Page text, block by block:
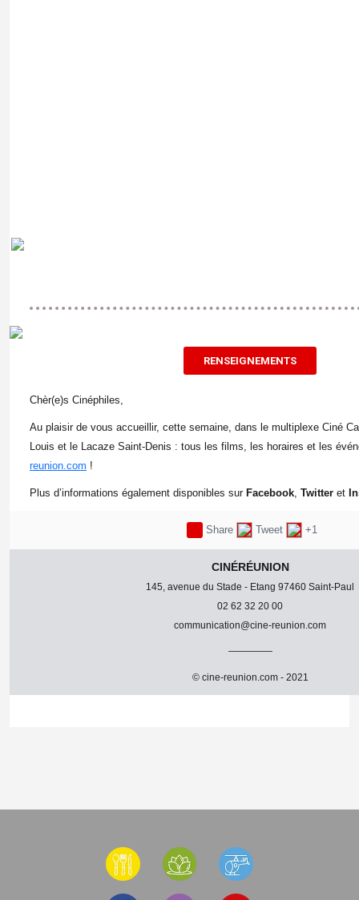
RENSEIGNEMENTS
Chèr(e)s Cinéphiles,
Au plaisir de vous accueillir, cette semaine, dans le multiplexe Ciné
Louis et le Lacaze Saint-Denis : tous les films, les horaires et les
reunion.com !
Plus d’informations également disponibles sur Facebook, Twitter et
Share Tweet +1
CINÉRÉUNION
145, avenue du Stade - Etang 97460 Saint-Paul
02 62 32 20 00
communication@cine-reunion.com
© cine-reunion.com - 2021